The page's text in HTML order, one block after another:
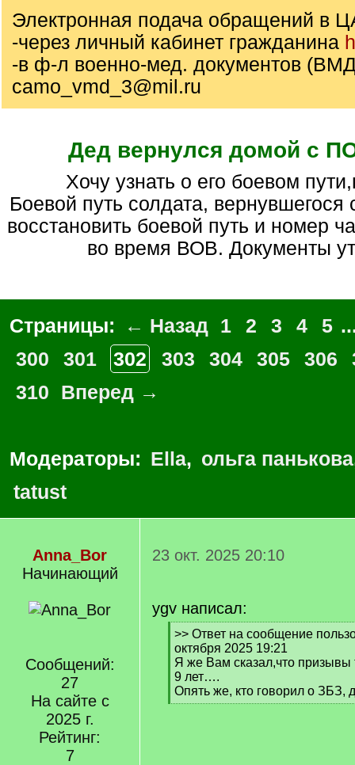
Электронная подача обращений в
-через личный кабинет гражданина
-в ф-л военно-мед. документов
camo_vmd_3@mil.ru
Дед вернулся домой с
Хочу узнать о его боевом
Боевой путь солдата,
восстановить боевой путь и номер
во время ВОВ. Документы
Страницы: ← Назад 1 2 3 4 5
300
301 302 303 304 305 306
310
Вперед →
Модераторы: Ella, ольга панькова
tatust
Anna_Bor
Начинающий
Сообщений:
27
На сайте с
2025 г.
Рейтинг:
7
23 окт. 2025 20:10
ygv написал:
[
q
]
>> Ответ на сообщение
октября 2025 19:21
Я же Вам сказал,что призывы
9 лет….
Опять же, кто говорил о ЗБЗ,
[